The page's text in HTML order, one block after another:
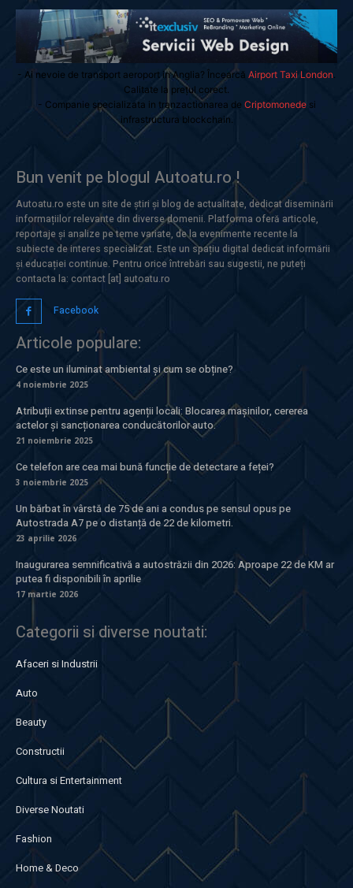
- Ai nevoie de transport aeroport in Anglia? Încearcă Airport Taxi London
Calitate la prețul corect.
- Companie specializata in tranzactionarea de Criptomonedesi
infrastructura blockchain.
Bun venit pe blogul Autoatu.ro !
Autoatu.ro este un site de știri și blog de actualitate, dedicat diseminării
informațiilor relevante din diverse domenii. Platforma oferă articole,
reportaje și analize pe teme variate, de la evenimente recente la
subiecte de interes specializat. Este un spațiu digital dedicat informării
și educației continue. Pentru orice întrebări sau sugestii, ne puteți
contacta la: contact [at] autoatu.ro
Facebook
Articole populare:
Ce este un iluminat ambiental și cum se obține?
4 noiembrie 2025
Atribuții extinse pentru agenții locali: Blocarea mașinilor, cererea
actelor și sancționarea conducătorilor auto.
21 noiembrie 2025
Ce telefon are cea mai bună funcție de detectare a feței?
3 noiembrie 2025
Un bărbat în vârstă de 75 de ani a condus pe sensul opus pe
Autostrada A7 pe o distanță de 22 de kilometri.
23 aprilie 2026
Inaugurarea semnificativă a autostrăzii din 2026: Aproape 22 de KM ar
putea fi disponibili în aprilie
17 martie 2026
Categorii si diverse noutati:
Afaceri si Industrii
Auto
Beauty
Constructii
Cultura si Entertainment
Diverse Noutati
Fashion
Home & Deco